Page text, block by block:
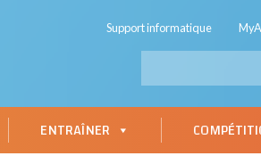
Support informatique
ENTRAÎNER